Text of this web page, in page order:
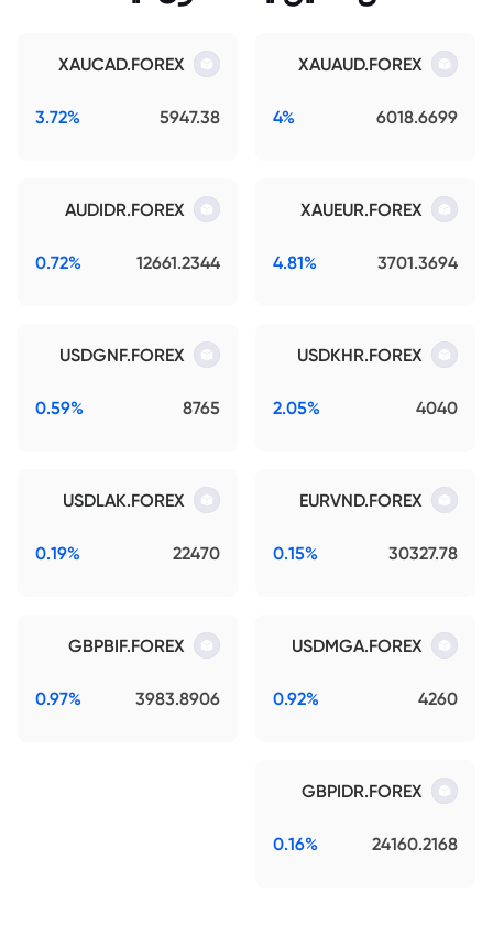
XAUAUD.FOREX
6018.6699
4%
XAUCAD.FOREX
5947.38
3.72%
XAUEUR.FOREX
3701.3694
4.81%
AUDIDR.FOREX
12661.2344
0.72%
USDKHR.FOREX
4040
2.05%
USDGNF.FOREX
8765
0.59%
EURVND.FOREX
30327.78
0.15%
USDLAK.FOREX
22470
0.19%
USDMGA.FOREX
4260
0.92%
GBPBIF.FOREX
3983.8906
0.97%
GBPIDR.FOREX
24160.2168
0.16%